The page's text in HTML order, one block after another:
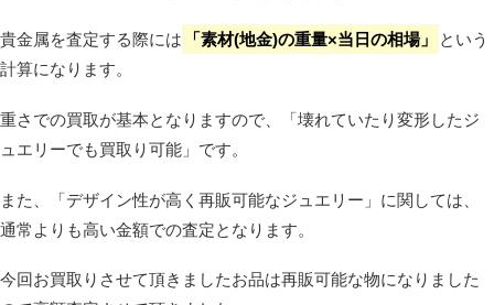
貴金属を査定する際には 「素材(地金)の重量×当日の相場」
という
計算になります。
重さでの買取が基本となりますので、「壊れていたり変形したジ
ュエリーでも買取り可能」です。
また、「デザイン性が高く再販可能なジュエリー」に関しては、
通常よりも高い金額での査定となります。
今回お買取りさせて頂きましたお品は再販可能な物になりました